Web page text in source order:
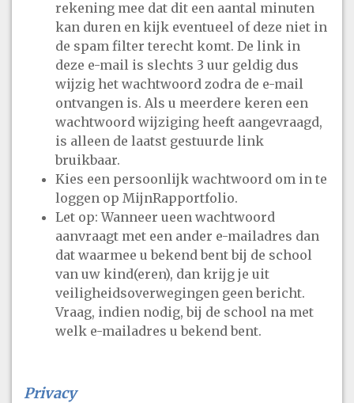
rekening mee dat dit een aantal minuten
kan duren en kijk eventueel of deze niet in
de spam filter terecht komt. De link in
deze e-mail is slechts 3 uur geldig dus
wijzig het wachtwoord zodra de e-mail
ontvangen is. Als u meerdere keren een
wachtwoord wijziging heeft aangevraagd,
is alleen de laatst gestuurde link
bruikbaar.
Kies een persoonlijk wachtwoord om in te
loggen op MijnRapportfolio.
Let op: Wanneer ueen wachtwoord
aanvraagt met een ander e-mailadres dan
dat waarmee u bekend bent bij de school
van uw kind(eren), dan krijg je uit
veiligheidsoverwegingen geen bericht.
Vraag, indien nodig, bij de school na met
welk e-mailadres u bekend bent.
Privacy